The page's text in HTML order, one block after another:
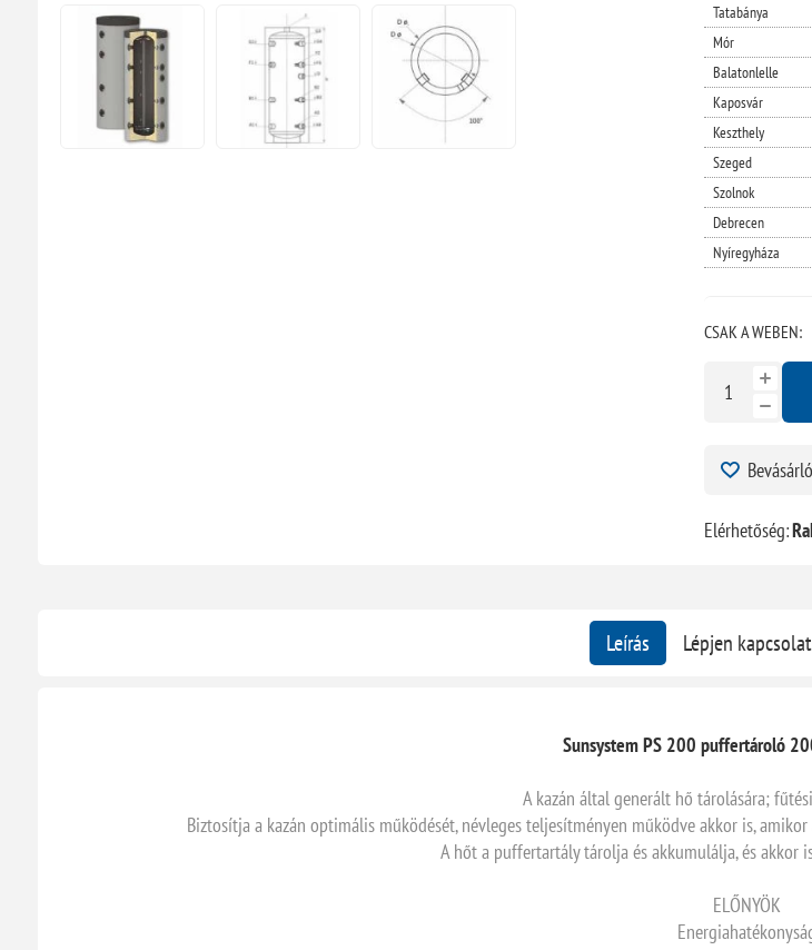
Tatabánya
Mór
Balatonlelle
Kaposvár
Keszthely
Szeged
Szolnok
Debrecen
Nyíregyháza
CSAK A WEBEN:
Elérhetőség:
Leírás Lépjen
Sunsystem PS 200 puffertároló
A kazán által generált hő tárolására;
Biztosítja a kazán optimális működését, névleges teljesítményen működve akkor is,
A hőt a puffertartály tárolja és akkumulálja, és akkor
ELŐNYÖK